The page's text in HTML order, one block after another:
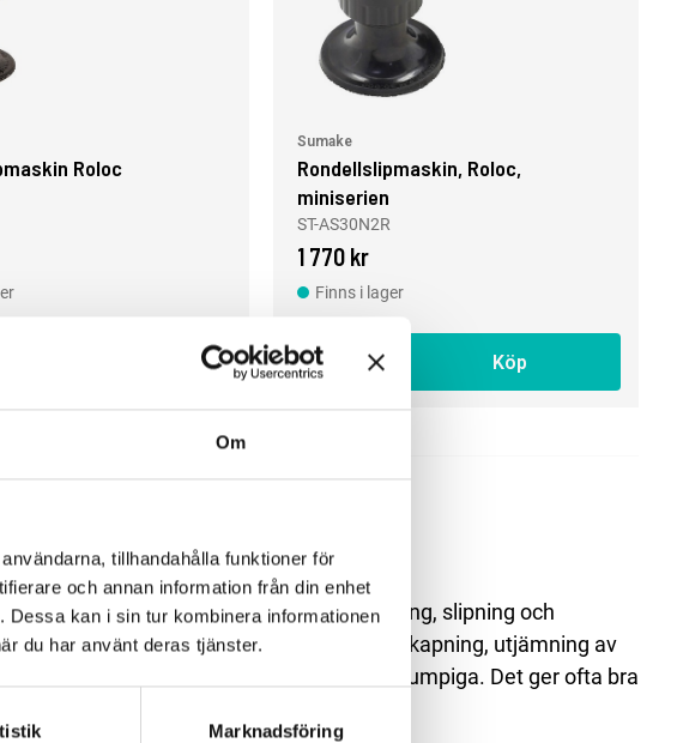
Om
tillhandahålla funktioner för
och annan information från din enhet
kan i sin tur kombinera informationen
du har använt deras tjänster.
Marknadsföring
Roloc
Sumake
Rondellslipmaskin, Roloc,
miniserien
ST-AS30N2R
1 770 kr
Finns i lager
Köp
Det används främst för rengöring, slipning och
rondelltyp. Vanliga jobb är gradning efter kapning, utjämning av
du åt där större slipmaskiner är klumpiga. Det ger ofta bra